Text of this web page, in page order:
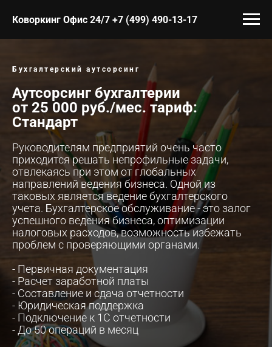
Коворкинг Офис 24/7 +7 (499) 490-13-17
Бухгалтерский аутсорсинг
Аутсорсинг бухгалтерии
от 25 000 руб./мес. тариф:
Стандарт
Руководителям предприятий очень часто
приходится решать непрофильные задачи,
отвлекаясь при этом от глобальных
направлений ведения бизнеса. Одной из
таковых является ведение бухгалтерского
учета. Бухгалтерское обслуживание - это залог
успешного ведения бизнеса, оптимизации
налоговых расходов, возможность избежать
проблем с проверяющими органами.
- Первичная документация
- Расчет заработной платы
- Составление и сдача отчетности
- Юридическая поддержка
- Подключение к 1С отчетности
- До 50 операций в месяц